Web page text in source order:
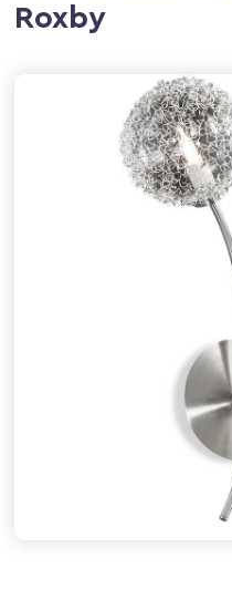
Roxby